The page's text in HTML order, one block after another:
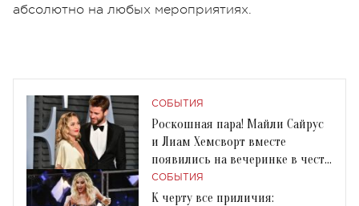
абсолютно на любых мероприятиях.
СОБЫТИЯ
Роскошная пара! Майли Сайрус
и Лиам Хемсворт вместе
появились на вечеринке в честь
"Оскара"
СОБЫТИЯ
К черту все приличия: